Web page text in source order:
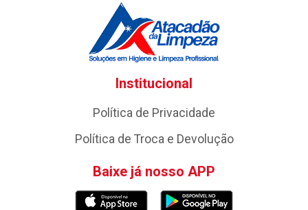
Institucional
Política de Privacidade
Política de Troca e Devolução
Baixe já nosso APP